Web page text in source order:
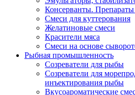
Консерванты. Препараты
Смеси для куттерования
Желатиновые смеси
Красители мяса
Смеси на основе
Рыбная промышленность
Созреватели для рыбы
Созреватели для
инъектирования рыбы
Вкусоароматические